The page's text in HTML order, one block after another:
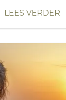
LEES VERDER